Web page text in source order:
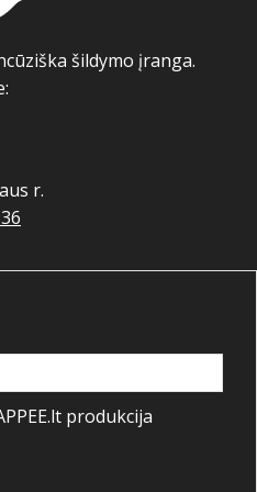
šildymo įranga.
r.
produkcija